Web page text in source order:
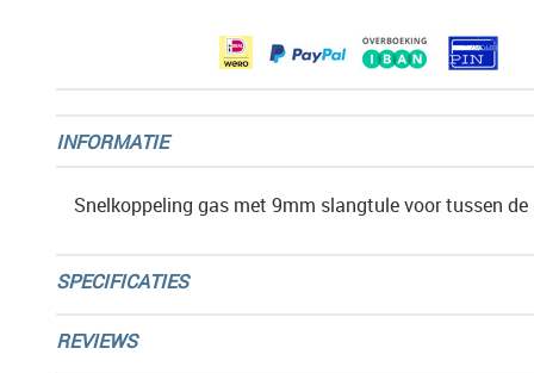
INFORMATIE
Snelkoppeling gas met 9mm slangtule voor tussen de
SPECIFICATIES
REVIEWS